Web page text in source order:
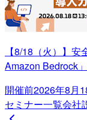
【8/18（火）】
Amazon Bedrock
開催前2026年8月
セミナー一覧会社